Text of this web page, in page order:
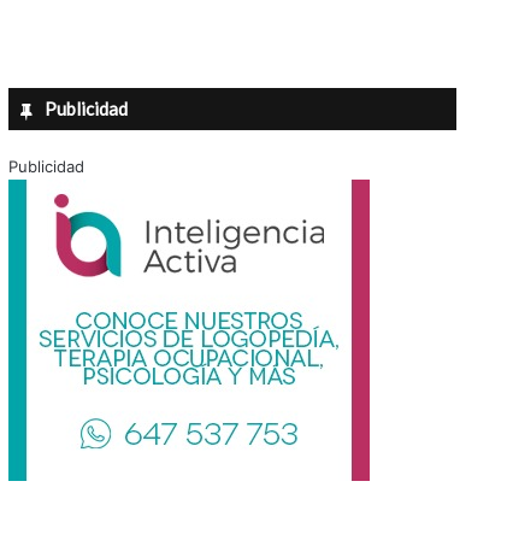
Publicidad
Publicidad